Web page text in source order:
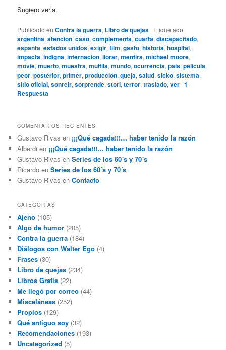
Sugiero verla.
Publicado en Contra la guerra, Libro de quejas | Etiquetado
argentina,atencion,caso,complementa,cuarta,discapacitado,
espanta,estados unidos,exigir,film,gasto,historia,hospital,
impacta,indigna,internacion,llorar,mentira,michael moore,
movie,muerto,muestra,multila,mundo,ocurrencia,pais,pelicula,
peor,posterior,primer,produccion,queja,salud,sicko,sistema,
sitio oficial,sonreir,sorprende,stori,terror,traslado,ver |1
Respuesta
COMENTARIOS RECIENTES
Gustavo Rivas en ¡¡¡Qué cagada!!!… haber tenido la razón
Alberdi en ¡¡¡Qué cagada!!!… haber tenido la razón
Gustavo Rivas enSeries de los 60´s y 70´s
Ricardo enSeries de los 60´s y 70´s
Gustavo Rivas enContacto
CATEGORÍAS
Ajeno (105)
Algo de humor (205)
Contra la guerra (184)
Diálogos con Walter Ego (4)
Frases (30)
Libro de quejas (234)
Libros Gratis (22)
Me llegó por correo (44)
Misceláneas (252)
Propios (129)
Qué antiguo soy (32)
Recomendaciones (193)
Uncategorized (5)